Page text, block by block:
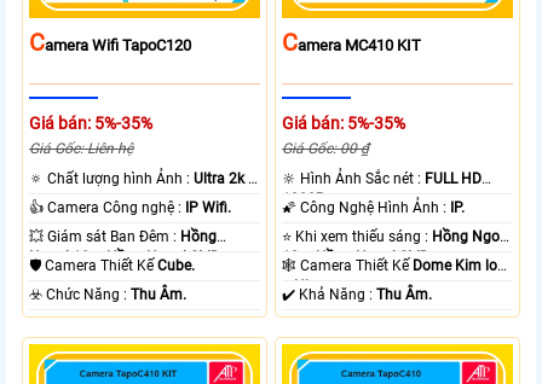
CAmera Wifi TapoC120
Giá bán: 5%-35%
Giá Gốc: Liên hệ
🔅 Chất lượng hình Ảnh :Ultra 2k +
.
👍 Camera Công nghệ : IP Wifi.
💥 Giám sát Ban Đêm : Hồng
Ngoại 10m Hồng Ngoại SMD.
🛡 Camera Thiết KếCube.
️☣️ Chức Năng :Thu Âm.
CAmera MC410 KIT
Giá bán: 5%-35%
Giá Gốc: 00 ₫
🔆 Hình Ảnh Sắc nét : FULL HD
1080P .
🌠 Công Nghệ Hình Ảnh : IP.
⭐ Khi xem thiếu sáng : Hồng Ngoại
10m Hồng Ngoại SMD.
🕸️ Camera Thiết Kế Dome Kim loại
+ Nhựa.
️✔️ Khả Năng :Thu Âm.